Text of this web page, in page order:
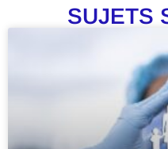
SUJETS